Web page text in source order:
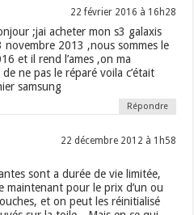
22 février 2016 à 16h28
;jai acheter mon s3 galaxis
novembre 2013 ,nous sommes le
et il rend l’ames ,on ma
de ne pas le réparé voila c’était
samsung
Répondre
22 décembre 2012 à 1h58
sont a durée de vie limitée,
maintenant pour le prix d’un ou
et on peut les réinitialisé